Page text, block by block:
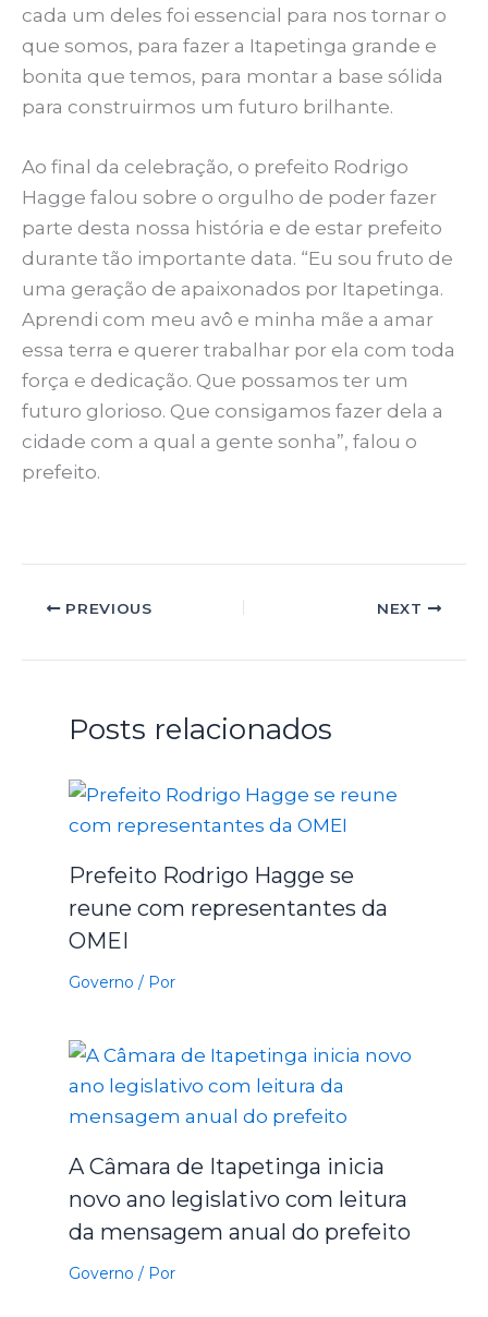
cada um deles foi essencial para nos tornar o
que somos, para fazer a Itapetinga grande e
bonita que temos, para montar a base sólida
para construirmos um futuro brilhante.
Ao final da celebração, o prefeito Rodrigo
Hagge falou sobre o orgulho de poder fazer
parte desta nossa história e de estar prefeito
durante tão importante data. “Eu sou fruto de
uma geração de apaixonados por Itapetinga.
Aprendi com meu avô e minha mãe a amar
essa terra e querer trabalhar por ela com toda
força e dedicação. Que possamos ter um
futuro glorioso. Que consigamos fazer dela a
cidade com a qual a gente sonha”, falou o
prefeito.
PREVIOUS NEXT
Posts relacionados
Prefeito Rodrigo Hagge se
reune com representantes da
OMEI
Governo / Por
A Câmara de Itapetinga inicia
novo ano legislativo com leitura
da mensagem anual do prefeito
Governo / Por